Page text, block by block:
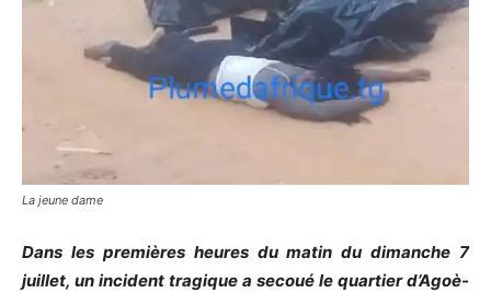
La jeune dame
Dans les premières heures du matin du dimanche 7
juillet, un incident tragique a secoué le quartier d’Agoè-